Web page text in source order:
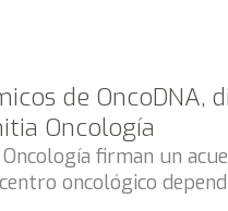
de OncoDNA,
Oncología
Oncología firman un
oncológico